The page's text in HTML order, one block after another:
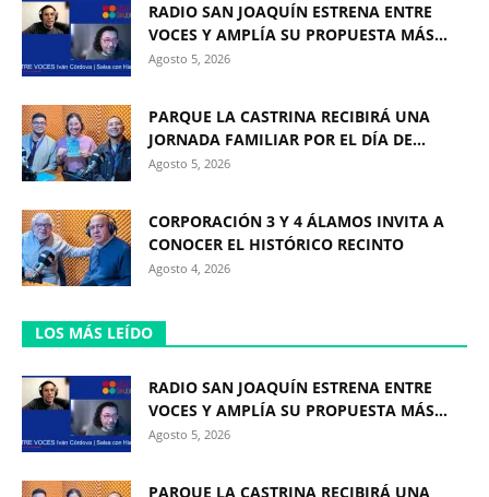
RADIO SAN JOAQUÍN ESTRENA ENTRE
VOCES Y AMPLÍA SU PROPUESTA MÁS...
Agosto 5, 2026
PARQUE LA CASTRINA RECIBIRÁ UNA
JORNADA FAMILIAR POR EL DÍA DE...
Agosto 5, 2026
CORPORACIÓN 3 Y 4 ÁLAMOS INVITA A
CONOCER EL HISTÓRICO RECINTO
Agosto 4, 2026
LOS MÁS LEÍDO
RADIO SAN JOAQUÍN ESTRENA ENTRE
VOCES Y AMPLÍA SU PROPUESTA MÁS...
Agosto 5, 2026
PARQUE LA CASTRINA RECIBIRÁ UNA